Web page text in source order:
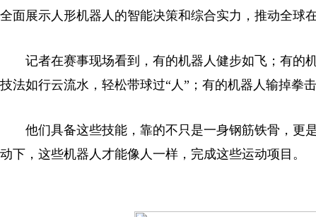
全面展示人形机器人的智能决策和综合实力，推动全球
记者在赛事现场看到，有的机器人健步如飞；有的机
技法如行云流水，轻松带球过“人”；有的机器人输掉拳
他们具备这些技能，靠的不只是一身钢筋铁骨，更是
动下，这些机器人才能像人一样，完成这些运动项目。